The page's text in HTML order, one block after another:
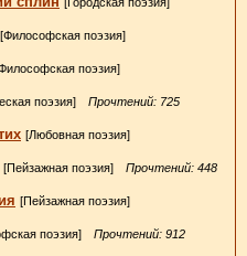
[Философская поэзия]
поэзия]
поэзия] Прочтений: 725
[Любовная поэзия]
[Пейзажная поэзия] Прочтений: 448
[Пейзажная поэзия]
поэзия] Прочтений: 912